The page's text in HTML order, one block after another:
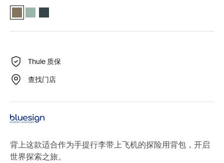
Thule Landmark 40L 深卡其色 (selected)
Thule Landmark 40L Hazy Green
Thule Landmark 40L 深蓝色
Thule 质保
查找门店
背上这款适合作为手提行李带上飞机的探险用背包，开启
世界探索之旅。